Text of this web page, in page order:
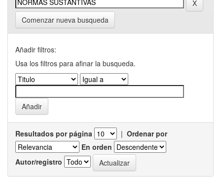
Comenzar nueva busqueda
Añadir filtros:
Usa los filtros para afinar la busqueda.
Resultados por página | Ordenar por
En orden
Autor/registro